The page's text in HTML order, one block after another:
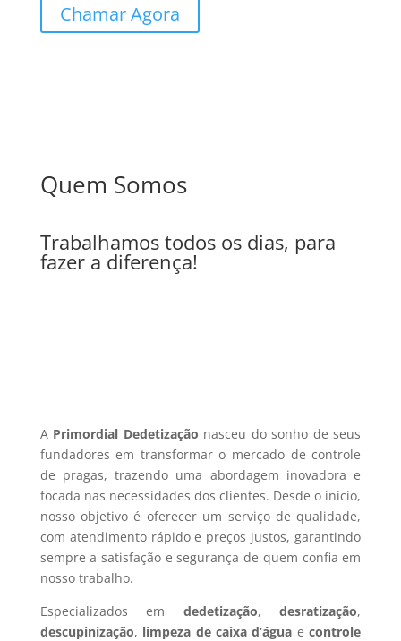
Chamar Agora
Quem Somos
Trabalhamos todos os dias, para
fazer a diferença!
A Primordial Dedetização nasceu do sonho de seus
fundadores em transformar o mercado de controle
de pragas, trazendo uma abordagem inovadora e
focada nas necessidades dos clientes. Desde o início,
nosso objetivo é oferecer um serviço de qualidade,
com atendimento rápido e preços justos, garantindo
sempre a satisfação e segurança de quem confia em
nosso trabalho.
Especializados em dedetização,desratização,
descupinização, limpeza de caixa d’água econtrole